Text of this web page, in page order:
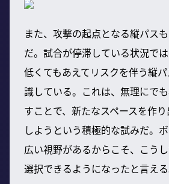
また、攻撃の起点となる縦パス
だ。試合が停滞している状況で
低くてもあえてリスクを伴う縦
識している。これは、無理にで
すことで、新たなスペースを作
しようという積極的な試みだ。
広い視野があるからこそ、こう
選択できるようになったと言える